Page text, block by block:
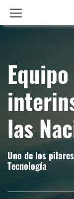
las
Uno de los
Tecnología